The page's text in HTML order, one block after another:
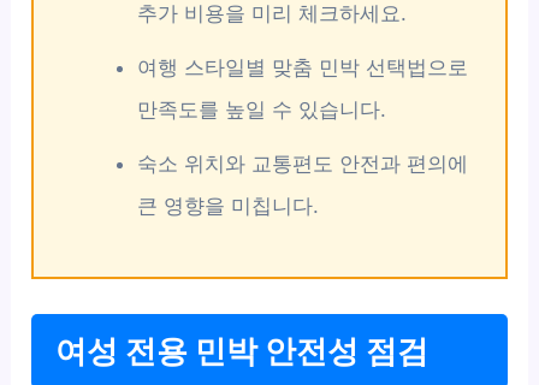
추가 비용을 미리 체크하세요.
여행 스타일별 맞춤 민박 선택법으로
만족도를 높일 수 있습니다.
숙소 위치와 교통편도 안전과 편의에
큰 영향을 미칩니다.
여성 전용 민박 안전성 점검